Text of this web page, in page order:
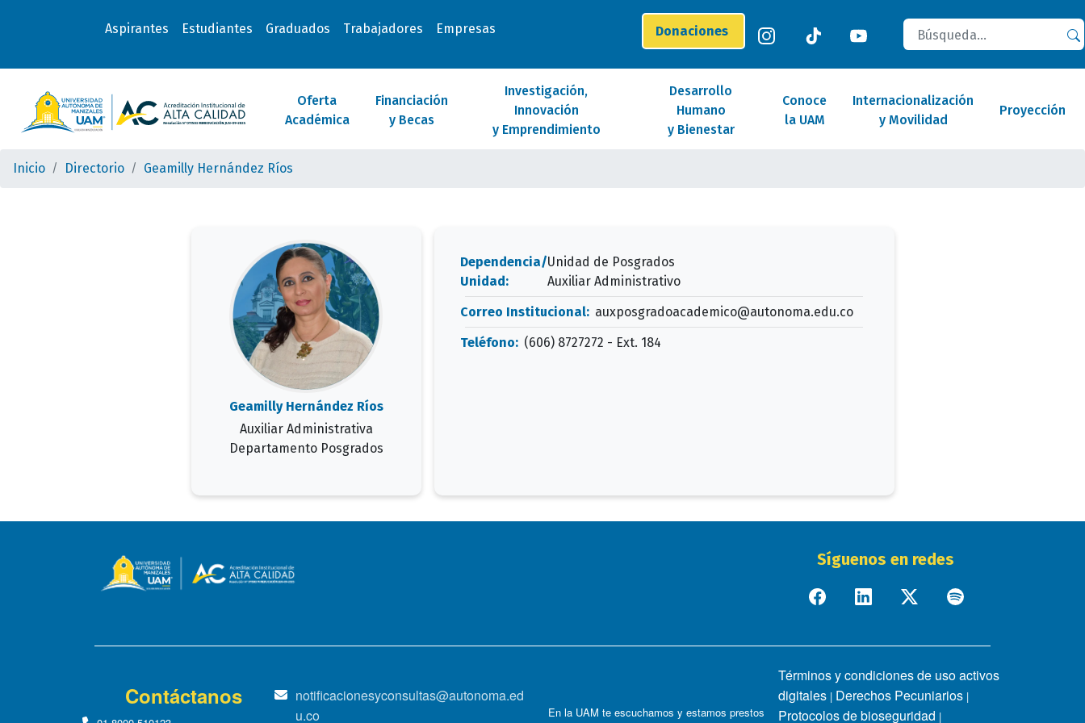
Aspirantes Estudiantes Graduados Trabajadores Empresas Donaciones
Buscar
Oferta
Académica
Financiación
y Becas
Investigación,
Innovación
y Emprendimiento
Desarrollo
Humano
y Bienestar
Conoce
la UAM
Internacionalización
y Movilidad
Proyección
Inicio Directorio Geamilly Hernández Ríos
Geamilly Hernández Ríos
Auxiliar Administrativa
Departamento Posgrados
Dependencia/
Unidad:
Unidad de Posgrados
Auxiliar Administrativo
Correo Institucional: auxposgradoacademico@autonoma.edu.co
Teléfono: (606) 8727272 - Ext. 184
Síguenos en redes
Contáctanos
notificacionesyconsultas@autonoma.ed
u.co
En la UAM te escuchamos y estamos prestos
Términos y condiciones de uso activos
digitales | Derechos Pecuniarios |
Protocolos de bioseguridad |